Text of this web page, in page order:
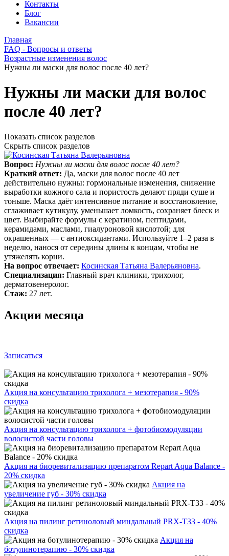
Контакты
Блог
Вакансии
Главная
FAQ - Вопросы и ответы
Возрастные изменения волос
Нужны ли маски для волос после 40 лет?
Нужны ли маски для волос
после 40 лет?
Показать список разделов
Скрыть список разделов
Вопрос: Нужны ли маски для волос после 40 лет?
Краткий ответ: Да, маски для волос после 40 лет
действительно нужны: гормональные изменения, снижение
выработки кожного сала и пористость делают пряди суше и
тоньше. Маска даёт интенсивное питание и восстановление,
сглаживает кутикулу, уменьшает ломкость, сохраняет блеск и
цвет. Выбирайте формулы с кератином, пептидами,
керамидами, маслами, гиалуроновой кислотой; для
окрашенных — с антиоксидантами. Используйте 1–2 раза в
неделю, нанося от середины длины к концам, чтобы не
утяжелять корни.
На вопрос отвечает: Косинская Татьяна Валерьяновна.
Специализация: Главный врач клиники, трихолог,
дерматовенеролог.
Стаж: 27 лет.
Акции месяца
Записаться
Акция на консультацию трихолога + мезотерапия - 90%
скидка
Акция на консультацию трихолога + фотобиомодуляции
волосистой части головы
Акция на биоревитализацию препаратом Repart Aqua Balance -
20% скидка
Акция на
увеличение губ - 30% скидка
Акция на пилинг ретиноловый миндальный PRX-T33 - 40%
скидка
Акция на
ботулинотерапию - 30% скидка